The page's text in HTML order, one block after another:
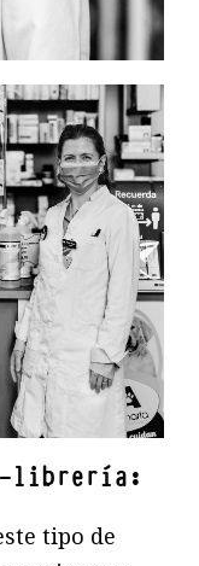
librería:
tipo de